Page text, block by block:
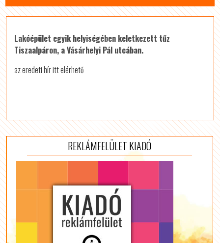
Lakóépület egyik helyiségében keletkezett tűz
Tiszaalpáron, a Vásárhelyi Pál utcában.
az eredeti hír itt elérhető
REKLÁMFELÜLET KIADÓ